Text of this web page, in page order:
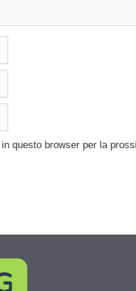
questo browser per la